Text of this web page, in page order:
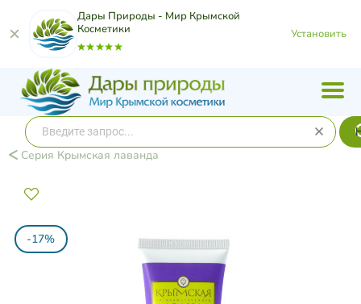
Дары Природы - Мир Крымской
Косметики
Установить
Серия Крымская лаванда
-17%